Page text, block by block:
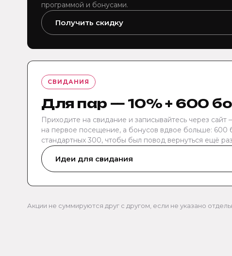
программой и бонусами.
Получить скидку
СВИДАНИЯ
Для пар — 10% + 600
Приходите на свидание и записывайтесь через сайт
на первое посещение, а бонусов вдвое больше: 600
стандартных 300, чтобы был повод вернуться ещё
Идеи для свидания
Акции не суммируются друг с другом, если не указано